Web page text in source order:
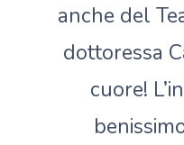
anche del
dottoressa
cuore!